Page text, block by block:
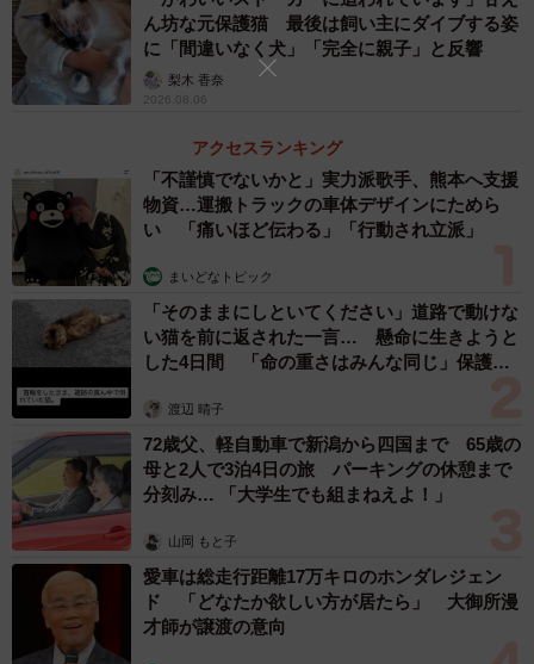
ケノコが大きかったため、ロードコーンの代わりに置いた
ものです。その様子をツイッターで紹介されると大きな話
題となりました。
ん坊な元保護猫 最後は飼い主にダイブする姿
に「間違いなく犬」「完全に親子」と反響
梨木 香奈
2026.08.06
アクセスランキング
「不謹慎でないかと」実力派歌手、熊本へ支援
物資…運搬トラックの車体デザインにためら
い 「痛いほど伝わる」「行動され立派」
まいどなトピック
「そのままにしといてください」道路で動けな
い猫を前に返された一言… 懸命に生きようと
した4日間 「命の重さはみんな同じ」保護団
渡辺 晴子
72歳父、軽自動車で新潟から四国まで 65歳の
母と2人で3泊4日の旅 パーキングの休憩まで
分刻み… 「大学生でも組まねえよ！」
山岡 もと子
愛車は総走行距離17万キロのホンダレジェン
ド 「どなたか欲しい方が居たら」 大御所漫
才師が譲渡の意向